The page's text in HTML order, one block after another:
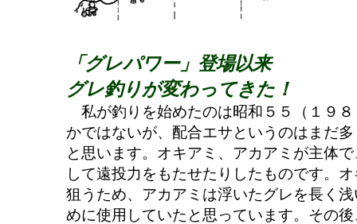
「グレパワー」登場以来
グレ釣りが変わってきた！
私が釣りを始めたのは昭和５５（１９
かではないが、配合エサというのはまだ
と思います。オキアミ、アカアミが主体
して遠投力をもたせたりしたものです。
狙うため、アカアミは浮いたグレを長く
めに使用していたと思っています。その